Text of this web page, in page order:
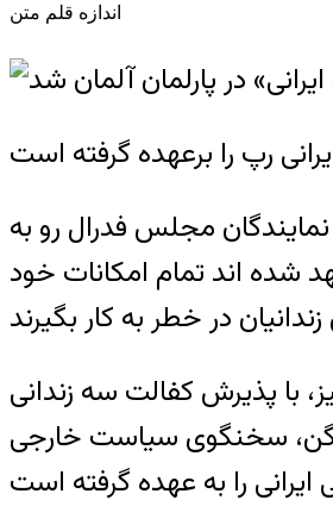
اندازه قلم متن
مجلس فدرال رو به
شده اند تمام امکانات خود
با پذیرش کفالت سه زندانی
روز نوربرت روتگن، سخنگوی سیاست خارجی